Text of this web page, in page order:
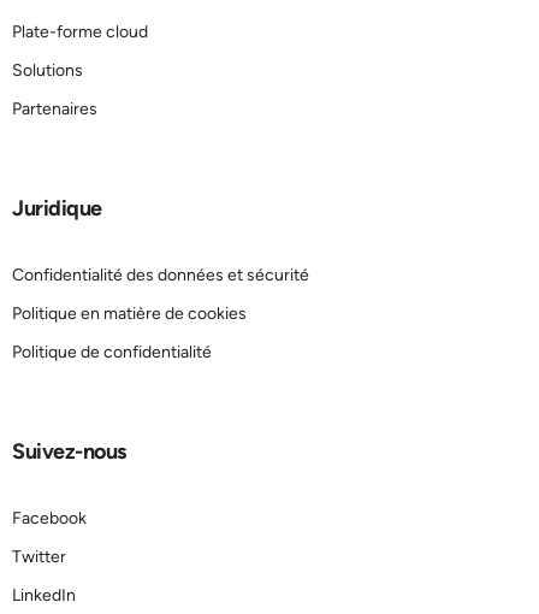
Plate-forme cloud
Solutions
Partenaires
Juridique
Confidentialité des données et sécurité
Politique en matière de cookies
Politique de confidentialité
Suivez-nous
Facebook
Twitter
LinkedIn